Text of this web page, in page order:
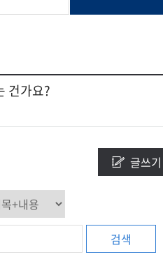
건가요?
글쓰기
검색